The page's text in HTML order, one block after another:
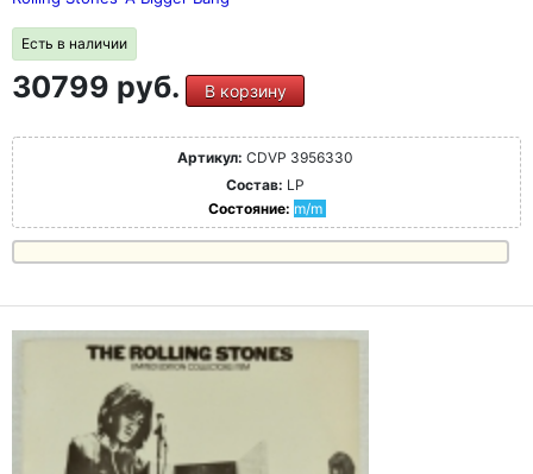
Есть в наличии
30799 руб. В корзину
Артикул: CDVP 3956330
Состав: LP
Состояние: m/m